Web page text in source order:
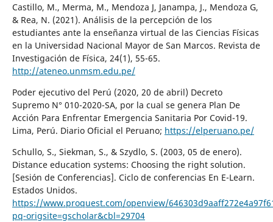
Castillo, M., Merma, M., Mendoza J, Janampa, J., Mendoza G,
& Rea, N. (2021). Análisis de la percepción de los
estudiantes ante la enseñanza virtual de las Ciencias Físicas
en la Universidad Nacional Mayor de San Marcos. Revista de
Investigación de Física, 24(1), 55-65.
http://ateneo.unmsm.edu.pe/
Poder ejecutivo del Perú (2020, 20 de abril) Decreto
Supremo N° 010-2020-SA, por la cual se genera Plan De
Acción Para Enfrentar Emergencia Sanitaria Por Covid-19.
Lima, Perú. Diario Oficial el Peruano; https://elperuano.pe/
Schullo, S., Siekman, S., & Szydlo, S. (2003, 05 de enero).
Distance education systems: Choosing the right solution.
[Sesión de Conferencias]. Ciclo de conferencias En E-Learn.
Estados Unidos.
https://www.proquest.com/openview/
pq-origsite=gscholar&cbl=29704